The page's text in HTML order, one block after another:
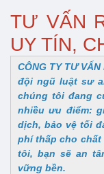
TƯ VẤN
UY TÍN,
CÔNG TY TƯ
đội ngũ luật sư
chúng tôi đang
nhiều ưu điểm:
dịch, bảo vệ tối
phí thấp cho
tôi, bạn sẽ an
vững bền.